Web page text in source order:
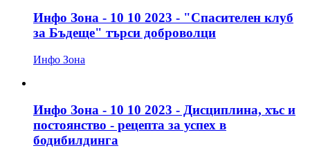
Инфо Зона - 10 10 2023 - "Спасителен клуб
за Бъдеще" търси доброволци
Инфо Зона
Инфо Зона - 10 10 2023 - Дисциплина, хъс и
постоянство - рецепта за успех в
бодибилдинга